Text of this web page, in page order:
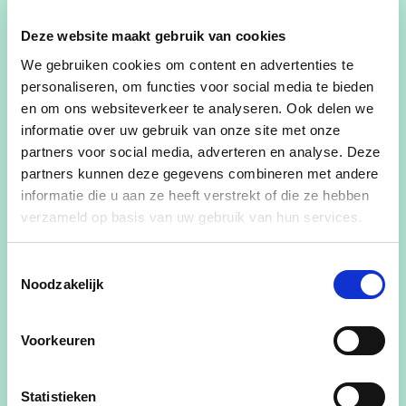
Deze website maakt gebruik van cookies
We gebruiken cookies om content en advertenties te
personaliseren, om functies voor social media te bieden
en om ons websiteverkeer te analyseren. Ook delen we
informatie over uw gebruik van onze site met onze
partners voor social media, adverteren en analyse. Deze
partners kunnen deze gegevens combineren met andere
informatie die u aan ze heeft verstrekt of die ze hebben
verzameld op basis van uw gebruik van hun services.
Noodzakelijk
Voorkeuren
Statistieken
blijven toenemen, zien we
dat cash geld voor heel wat
mensen onmisbaar blijft.
Door hier actief op in te
spelen, zorgen we ervoor
dat niemand uit de boot
valt. Deze CASH-wall is een
concreet voorbeeld van hoe
lokaal beleid het verschil
kan maken in het dagelijkse